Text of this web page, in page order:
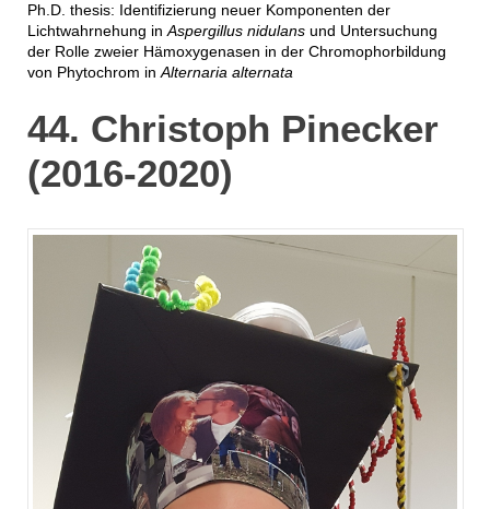
Ph.D. thesis: Identifizierung neuer Komponenten der
Lichtwahrnehung inAspergillus nidulans und Untersuchung
der Rolle zweier Hämoxygenasen in der Chromophorbildung
von Phytochrom inAlternaria alternata
44. Christoph Pinecker
(2016-2020)